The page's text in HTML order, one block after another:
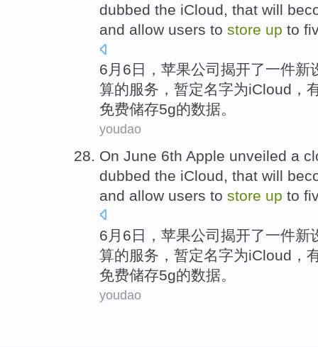
dubbed the iCloud, that will
and allow users to store up to
6 月6日， 苹果公司 揭开了一件新
算的服务 ，暂定名字为iCloud ，
免费储存5g的数据。
youdao
On June 6th Apple unveiled a
dubbed the iCloud , that will
and allow users to store up to
6 月6日， 苹果公司揭开了一件新
算的服务 ，暂定名字为iCloud ，
免费储存5g的数据。
youdao